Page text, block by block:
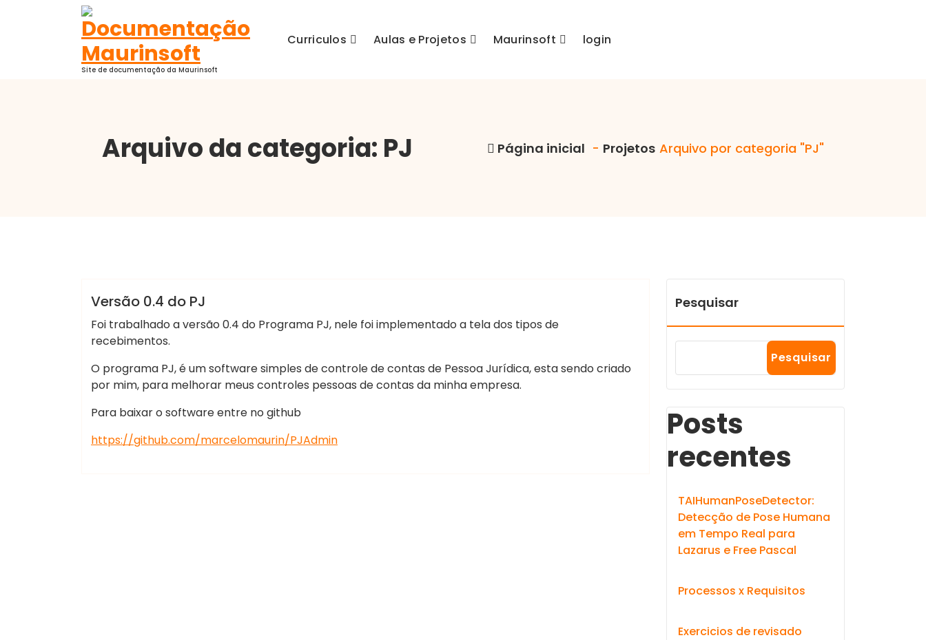
Site de documentação da Maurinsoft
Curriculos Aulas e Projetos Maurinsoft login
Arquivo da categoria: PJ Página inicial - Projetos Arquivo por categoria "PJ"
PJ
Versão 0.4 do PJ
Foi trabalhado a versão 0.4 do Programa PJ, nele foi implementado a tela dos tipos de
recebimentos.
O programa PJ, é um software simples de controle de contas de Pessoa Jurídica, esta sendo criado
por mim, para melhorar meus controles pessoas de contas da minha empresa.
Para baixar o software entre no github
https://github.com/marcelomaurin/PJAdmin
Pesquisar
Pesquisar
Posts
recentes
TAIHumanPoseDetector:
Detecção de Pose Humana
em Tempo Real para
Lazarus e Free Pascal
Processos x Requisitos
Exercicios de revisado